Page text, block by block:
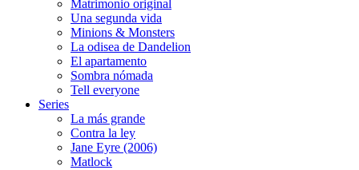
Matrimonio original
Una segunda vida
Minions & Monsters
La odisea de Dandelion
El apartamento
Sombra nómada
Tell everyone
Series
La más grande
Contra la ley
Jane Eyre (2006)
Matlock